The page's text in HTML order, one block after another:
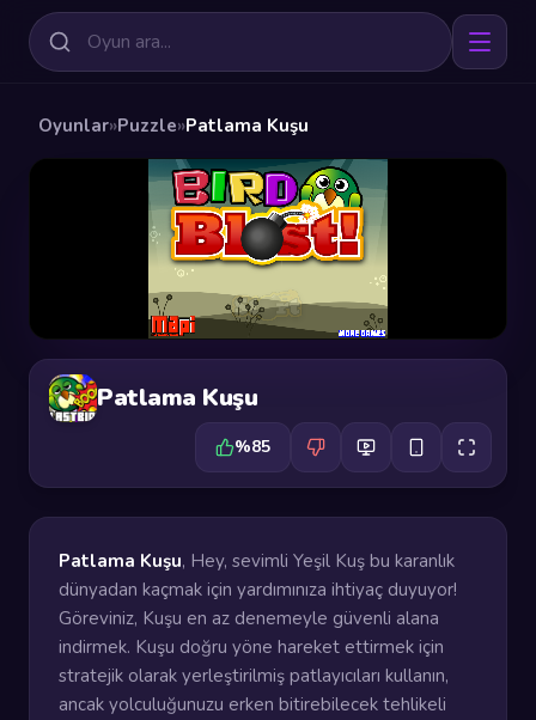
Oyunlar»Puzzle»Patlama Kuşu
Patlama Kuşu
%85
Patlama Kuşu, Hey, sevimli Yeşil Kuş bu karanlık
dünyadan kaçmak için yardımınıza ihtiyaç duyuyor!
Göreviniz, Kuşu en az denemeyle güvenli alana
indirmek. Kuşu doğru yöne hareket ettirmek için
stratejik olarak yerleştirilmiş patlayıcıları kullanın,
ancak yolculuğunuzu erken bitirebilecek tehlikeli